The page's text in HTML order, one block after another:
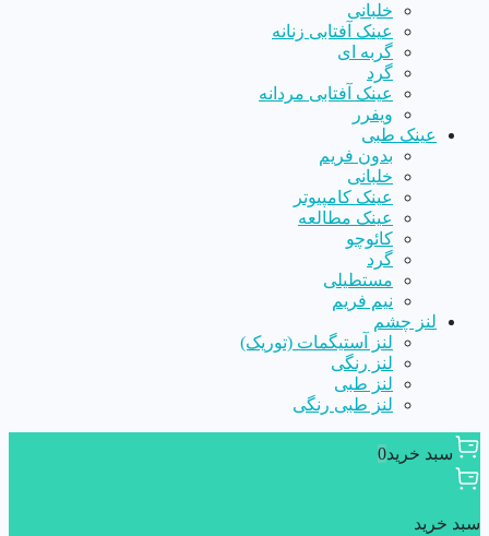
خلبانی
عینک آفتابی زنانه
گربه ای
گرد
عینک آفتابی مردانه
ویفرر
عینک طبی
بدون فریم
خلبانی
عینک کامپیوتر
عینک مطالعه
کائوچو
گرد
مستطیلی
نیم فریم
لنز چشم
لنز آستیگمات (توریک)
لنز رنگی
لنز طبی
لنز طبی رنگی
سبد خرید0
سبد خرید